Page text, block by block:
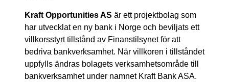
Kraft Opportunities AS är ett projektbolag som
har utvecklat en ny bank i Norge och beviljats ett
villkorsstyrt tillstånd av Finanstilsynet för att
bedriva bankverksamhet. När villkoren i tillståndet
uppfylls ändras bolagets verksamhetsområde till
bankverksamhet under namnet Kraft Bank ASA.